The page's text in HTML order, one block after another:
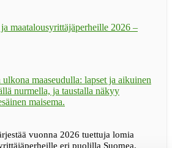
maatalousyrittäjäperheille 2026 –
vuonna 2026 tuettuja lomia
eri puolilla Suomea.